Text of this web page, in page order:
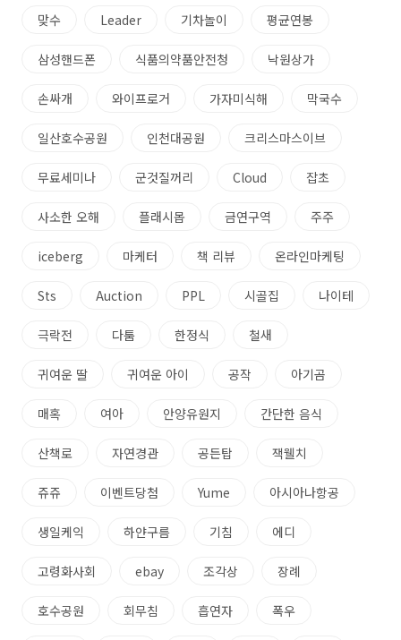
맞수 Leader 기차놀이 평균연봉
삼성핸드폰 식품의약품안전청 낙원상가
손싸개 와이프로거 가자미식해 막국수
일산호수공원 인천대공원 크리스마스이브
무료세미나 군것질꺼리 Cloud 잡초
사소한 오해 플래시몹 금연구역 주주
iceberg 마케터 책 리뷰 온라인마케팅
Sts Auction PPL 시골집 나이테
극락전 다툼 한정식 철새
귀여운 딸 귀여운 아이 공작 아기곰
매혹 여아 안양유원지 간단한 음식
산책로 자연경관 공든탑 잭웰치
쥬쥬 이벤트당첨 Yume 아시아나항공
생일케익 하얀구름 기침 에디
고령화사회 ebay 조각상 장례
호수공원 회무침 흡연자 폭우